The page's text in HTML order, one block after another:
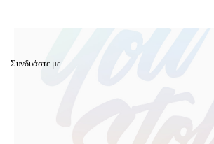
Συνδυάστε με